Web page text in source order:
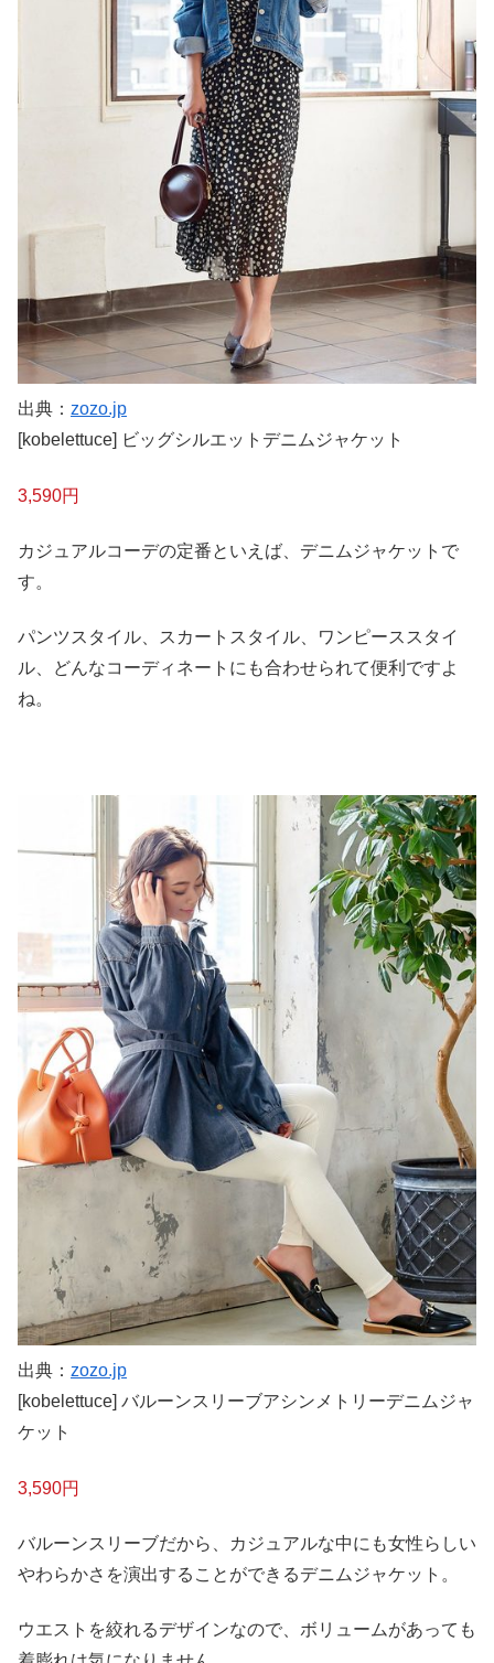
出典： zozo.jp
[kobelettuce] ビッグシルエットデニムジャケット
3,590円
カジュアルコーデの定番といえば、デニムジャケットで
す。
パンツスタイル、スカートスタイル、ワンピーススタイ
ル、どんなコーディネートにも合わせられて便利ですよ
ね。
出典： zozo.jp
[kobelettuce] バルーンスリーブアシンメトリーデニムジャ
ケット
3,590円
バルーンスリーブだから、カジュアルな中にも女性らしい
やわらかさを演出することができるデニムジャケット。
ウエストを絞れるデザインなので、ボリュームがあっても